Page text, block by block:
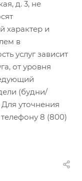
д. 3, не
характер и
в
услуг зависит
от уровня
(будни/
уточнения
8 (800)